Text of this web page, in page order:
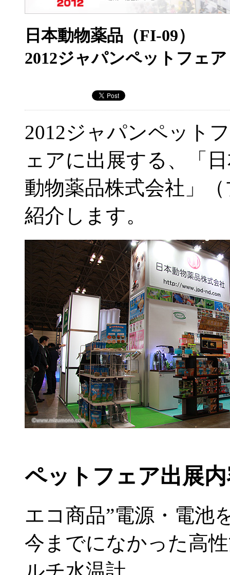
日本動物薬品（FI-09）
2012ジャパンペットフェア
2012ジャパンペットフ
ェアに出展する、「
動物薬品株式会社」
紹介します。
ペットフェア出展
エコ商品”電源・電池
今までになかった高
ルチ水温計